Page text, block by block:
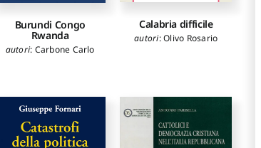
Burundi Congo
Rwanda
autori: Carbone Carlo
Calabria difficile
autori:Olivo Rosario